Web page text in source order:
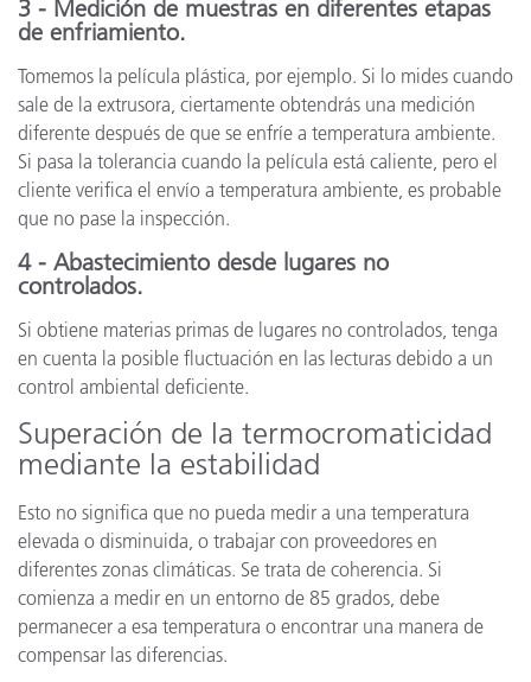
3 - Medición de muestras en diferentes etapas
de enfriamiento.
Tomemos la película plástica, por ejemplo. Si lo mides cuando
sale de la extrusora, ciertamente obtendrás una medición
diferente después de que se enfríe a temperatura ambiente.
Si pasa la tolerancia cuando la película está caliente, pero el
cliente verifica el envío a temperatura ambiente, es probable
que no pase la inspección.
4 - Abastecimiento desde lugares no
controlados.
Si obtiene materias primas de lugares no controlados, tenga
en cuenta la posible fluctuación en las lecturas debido a un
control ambiental deficiente.
Superación de la termocromaticidad
mediante la estabilidad
Esto no significa que no pueda medir a una temperatura
elevada o disminuida, o trabajar con proveedores en
diferentes zonas climáticas. Se trata de coherencia. Si
comienza a medir en un entorno de 85 grados, debe
permanecer a esa temperatura o encontrar una manera de
compensar las diferencias.